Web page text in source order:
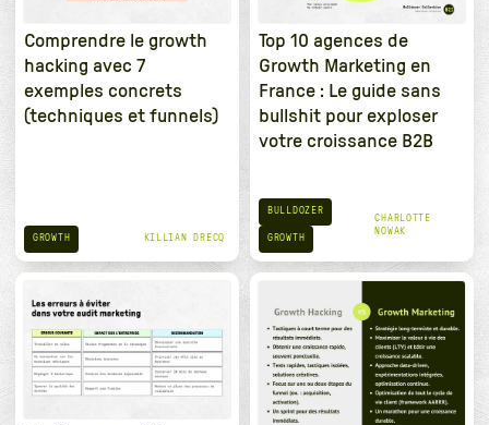
Comprendre le growth
hacking avec 7
exemples concrets
(techniques et funnels)
GROWTH KILLIAN DRECQ
Top 10 agences de
Growth Marketing en
France : Le guide sans
bullshit pour exploser
votre croissance B2B
BULLDOZER
GROWTH
CHARLOTTE
NOWAK